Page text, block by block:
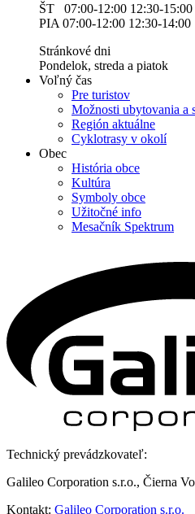
ŠT 07:00-12:00 12:30-15:00
PIA 07:00-12:00 12:30-14:00
Stránkové dni
Pondelok, streda a piatok
Voľný čas
Pre turistov
Možnosti ubytovania a
Región aktuálne
Cyklotrasy v okolí
Obec
História obce
Kultúra
Symboly obce
Užitočné info
Mesačník Spektrum
Technický prevádzkovateľ:
Galileo Corporation s.r.o., Čierna
Kontakt: Galileo Corporation s.r.o.